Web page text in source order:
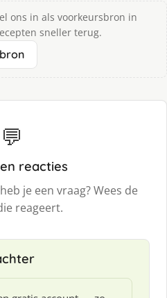
ons in als voorkeursbron in
sneller terug.
💬
reacties
je een vraag? Wees de
reageert.